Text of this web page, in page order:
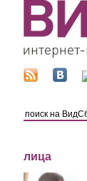
лица